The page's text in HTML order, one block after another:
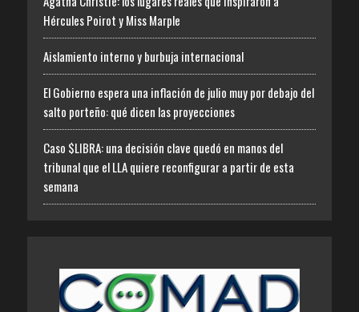
Hércules Poirot y Miss Marple
Aislamiento interno y burbuja internacional
El Gobierno espera una inflación de julio muy por debajo del
salto porteño: qué dicen las proyecciones
Caso $LIBRA: una decisión clave quedó en manos del
tribunal que el LLA quiere reconfigurar a partir de esta
semana